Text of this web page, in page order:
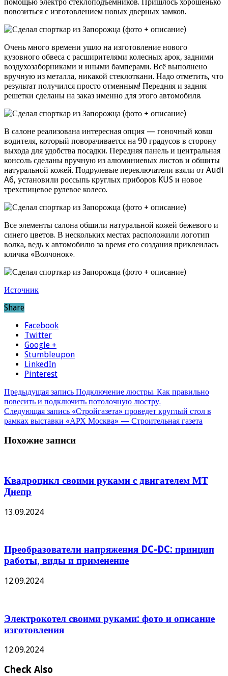
повозиться с изготовлением новых дверных замков.
Очень много времени ушло на изготовление нового
кузовного обвеса с расширителями колесных арок, задними
воздухозаборниками и иными бамперами. Всё выполнено
вручную из металла, никакой стеклоткани. Надо отметить, что
результат получился просто отменным! Передняя и задняя
решетки сделаны на заказ именно для этого автомобиля.
В салоне реализована интересная опция — гоночный ковш
водителя, который поворачивается на 90 градусов в сторону
выхода для удобства посадки. Передняя панель и центральная
консоль сделаны вручную из алюминиевых листов и обшиты
натуральной кожей. Подрулевые переключатели взяли от Audi
A6, установили россыпь круглых приборов KUS и новое
трехспицевое рулевое колесо.
Все элементы салона обшили натуральной кожей бежевого и
синего цветов. В нескольких местах расположили логотип
волка, ведь к автомобилю за время его создания приклеилась
кличка «Волчонок».
Источник
Share
Facebook
Twitter
Google +
Stumbleupon
LinkedIn
Pinterest
Предыдущая запись Подключение люстры. Как правильно
повесить и подключить потолочную люстру.
Следующая запись «Стройгазета» проведет круглый стол в
рамках выставки «АРХ Москва» — Строительная газета
Похожие записи
Квадроцикл своими руками с двигателем МТ
Днепр
13.09.2024
Преобразователи напряжения DC-DC: принцип
работы, виды и применение
12.09.2024
Электрокотел своими руками: фото и описание
изготовления
12.09.2024
Check Also